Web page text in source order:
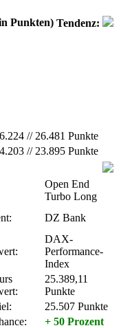
Punkten) Tendenz:
//26.481 Punkte
//23.895 Punkte
Open End
Turbo Long
DZ Bank
DAX-
Performance-
Index
25.389,11
Punkte
25.507 Punkte
+ 50 Prozent